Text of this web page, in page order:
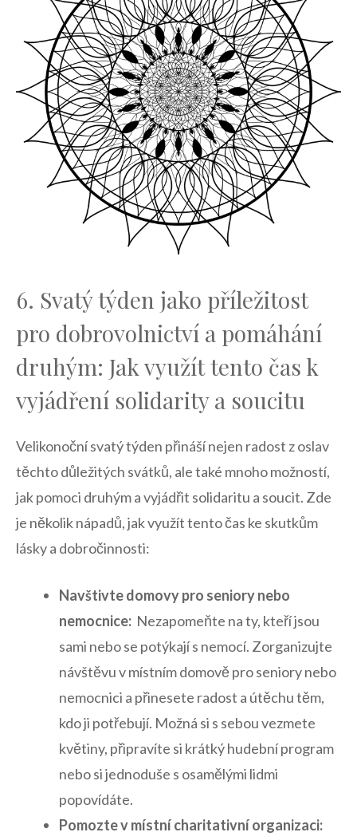
6. Svatý týden ⁤jako příležitost
pro dobrovolnictví a pomáhání
druhým: Jak využít tento⁣ čas k
vyjádření ⁣solidarity a soucitu
Velikonoční‌ svatý týden přináší nejen ​radost z oslav⁣
těchto důležitých⁤ svátků, ale ​také ⁢mnoho možností,
jak pomoci⁤ druhým a vyjádřit solidaritu a soucit. Zde
‍je několik nápadů, jak využít tento čas ke skutkům
lásky a dobročinnosti:
Navštivte⁣ domovy pro⁢ seniory nebo
nemocnice: ‌ Nezapomeňte ‍na ty, kteří jsou
‍sami ⁤nebo se‍ potýkají s nemocí. Zorganizujte
⁢návštěvu‍ v místním domově pro seniory nebo
nemocnici a ​přinesete radost ⁣a ⁣útěchu těm,
kdo ji⁣ potřebují. Možná si s sebou⁢ vezmete
květiny, připravíte si krátký hudební program⁣
nebo si jednoduše⁢ s osamělými ‍lidmi
popovídáte.
Pomozte v místní charitativní organizaci: